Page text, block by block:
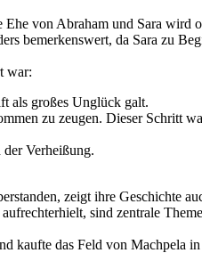
von Abraham und Sara wird
bemerkenswert, da Sara zu
war:
als großes Unglück galt.
zu zeugen. Dieser Schritt
Verheißung.
zeigt ihre Geschichte
sind zentrale
kaufte das Feld von Machpela